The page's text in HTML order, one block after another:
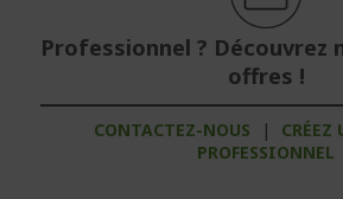
Professionnel ? Découvrez
offres !
CONTACTEZ-NOUS |
CRÉEZ
PROFESSIONNEL